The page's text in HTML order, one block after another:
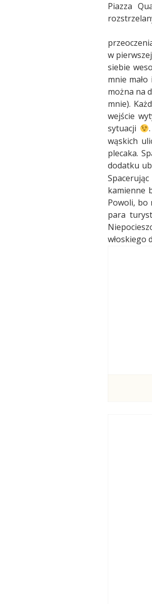
Piazza
w
siebie
mnie
można na
mnie).
wejście
sytuacji
wąskich
plecaka.
dodatku
kamienne
Powoli, bo
para
włoskiego